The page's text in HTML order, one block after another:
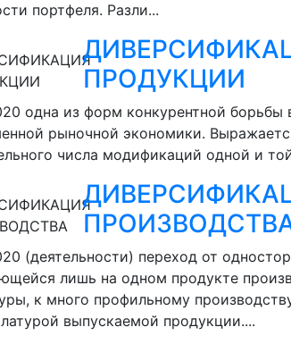
портфеля. Разли...
ПРОДУКЦИИ
одна из форм конкурентной борьбы
рыночной экономики.
числа модификаций одной и
(деятельности) переход от
лишь на одном продукте
к много профильному
выпускаемой продукции....